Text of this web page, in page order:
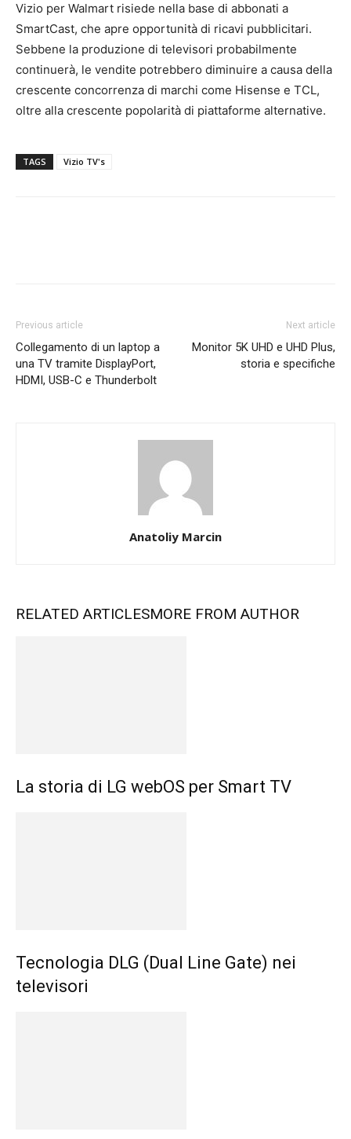
Vizio per Walmart risiede nella base di abbonati a
SmartCast, che apre opportunità di ricavi pubblicitari.
Sebbene la produzione di televisori probabilmente
continuerà, le vendite potrebbero diminuire a causa della
crescente concorrenza di marchi come Hisense e TCL,
oltre alla crescente popolarità di piattaforme alternative.
TAGS Vizio TV's
Previous article
Collegamento di un laptop a
una TV tramite DisplayPort,
HDMI, USB-C e Thunderbolt
Next article
Monitor 5K UHD e UHD Plus,
storia e specifiche
Anatoliy Marcin
RELATED ARTICLESMORE FROM AUTHOR
La storia di LG webOS per Smart TV
Tecnologia DLG (Dual Line Gate) nei
televisori